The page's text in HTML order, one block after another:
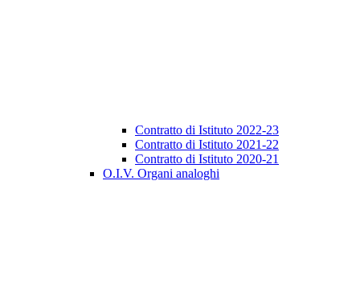
Contratto di Istituto 2022-23
Contratto di Istituto 2021-22
Contratto di Istituto 2020-21
O.I.V. Organi analoghi